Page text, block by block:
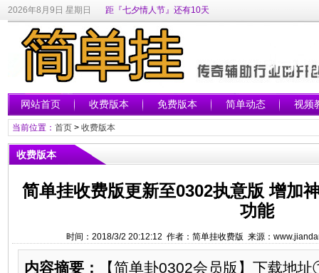
2026年8月9日 星期日 距『七夕情人节』还有10天
网站首页 收费版本 免费版本 简单动态 视频
当前位置： 首页> 收费版本
收费版本
简单挂收费版更新至0302执意版 增加
功能
时间：2018/3/2 20:12:12 作者：简单挂收费版 来源：
内容摘要：
【简单卦0302会员版】下载地